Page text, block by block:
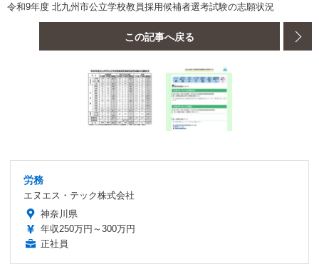
令和9年度 北九州市公立学校教員採用候補者選考試験の志願状況
この記事へ戻る
労務
エヌエス・テック株式会社
神奈川県
年収250万円～300万円
正社員